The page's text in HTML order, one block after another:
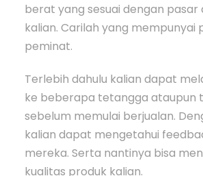
berat yang sesuai dengan pasar
kalian. Carilah yang mempunyai
peminat.
Terlebih dahulu kalian dapat
ke beberapa tetangga ataupun
sebelum memulai berjualan.
kalian dapat mengetahui
mereka. Serta nantinya bisa
kualitas produk kalian.